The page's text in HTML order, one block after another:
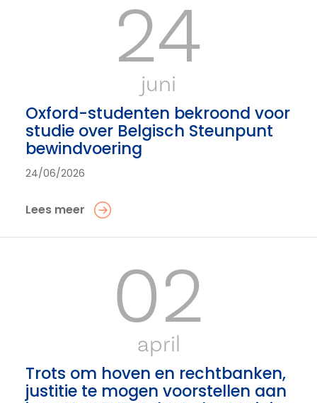
24
juni
Oxford-studenten bekroond voor
studie over Belgisch Steunpunt
bewindvoering
24/06/2026
Lees meer
02
april
Trots om hoven en rechtbanken,
justitie te mogen voorstellen aan